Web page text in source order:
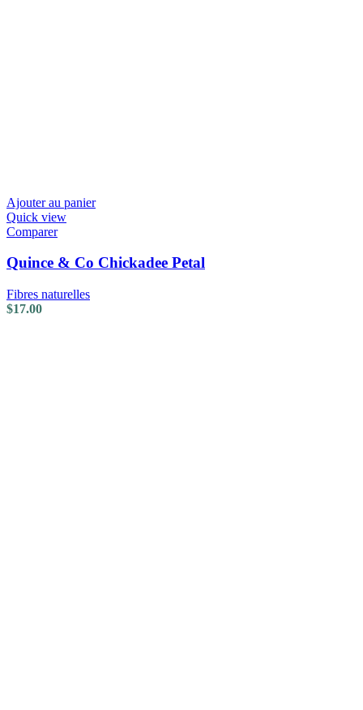
Ajouter au panier
Quick view
Comparer
Quince & Co Chickadee Petal
Fibres naturelles
$17.00